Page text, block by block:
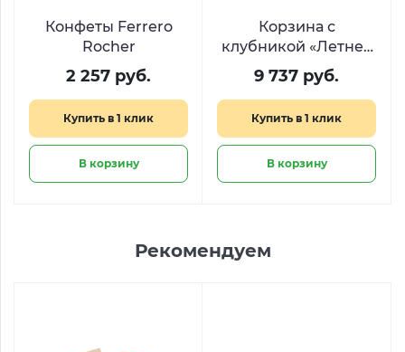
Конфеты Ferrero
Rocher
2 257 руб.
Купить в 1 клик
В корзину
Корзина с
клубникой «Летнее
искушение»
9 737 руб.
Купить в 1 клик
В корзину
Рекомендуем